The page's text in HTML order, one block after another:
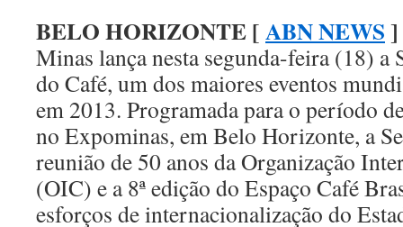
BELO HORIZONTE [ABN NEWS]
Minas lança nesta segunda-feira (18) a
do Café, um dos maiores eventos
em 2013. Programada para o período
no Expominas, em Belo Horizonte, a
reunião de 50 anos da Organização
(OIC) e a 8ª edição do Espaço Café
esforços de internacionalização do